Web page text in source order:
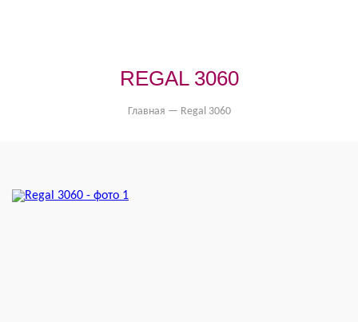
REGAL 3060
Главная — Regal 3060